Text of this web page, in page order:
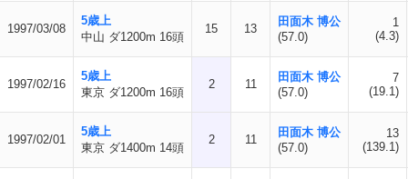
1997/03/08
5歳上
中山 ダ1200m 16頭
15 13
田面木 博公
(57.0)
1
(4.3)
1997/02/16
5歳上
東京 ダ1200m 16頭
2 11
田面木 博公
(57.0)
7
(19.1)
1997/02/01
5歳上
東京 ダ1400m 14頭
2 11
田面木 博公
(57.0)
13
(139.1)